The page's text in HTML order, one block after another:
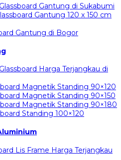
Gantung di Sukabumi
Gantung 120 x 150 cm
Gantung di Bogor
Harga Terjangkau di
Magnetik Standing 90×120
Magnetik Standing 90×150
Magnetik Standing 90×180
Standing 100×120
Lis Frame Harga Terjangkau